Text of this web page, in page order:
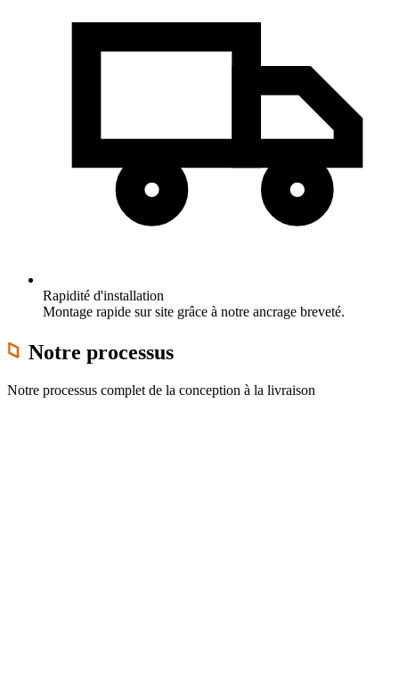
Rapidité d'installation
Montage rapide sur site grâce à notre ancrage breveté.
Notre processus
Notre processus complet de la conception à la livraison